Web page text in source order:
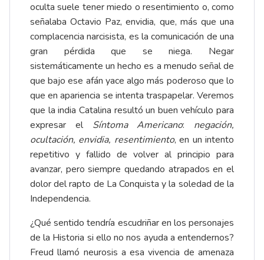
oculta suele tener miedo o resentimiento o, como
señalaba Octavio Paz, envidia, que, más que una
complacencia narcisista, es la comunicación de una
gran pérdida que se niega. Negar
sistemáticamente un hecho es a menudo señal de
que bajo ese afán yace algo más poderoso que lo
que en apariencia se intenta traspapelar. Veremos
que la india Catalina resultó un buen vehículo para
expresar el Síntoma Americano: negación,
ocultación, envidia, resentimiento, en un intento
repetitivo y fallido de volver al principio para
avanzar, pero siempre quedando atrapados en el
dolor del rapto de La Conquista y la soledad de la
Independencia.
¿Qué sentido tendría escudriñar en los personajes
de la Historia si ello no nos ayuda a entendernos?
Freud llamó neurosis a esa vivencia de amenaza